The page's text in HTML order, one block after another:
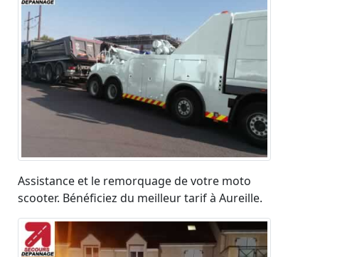
Assistance et le remorquage de votre moto
scooter. Bénéficiez du meilleur tarif à Aureille.